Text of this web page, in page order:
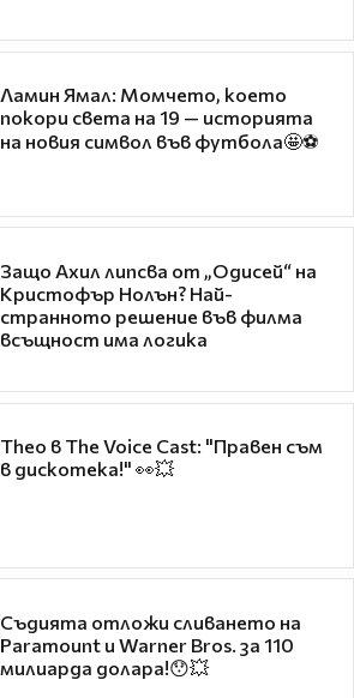
Ламин Ямал: Момчето, което
покори света на 19 — историята
на новия символ във футбола🤩⚽
Защо Ахил липсва от „Одисей“ на
Кристофър Нолън? Най-
странното решение във филма
всъщност има логика
Theo в The Voice Cast: "Правен съм
в дискотека!" 👀💥
Съдията отложи сливането на
Paramount и Warner Bros. за 110
милиарда долара!😯💥